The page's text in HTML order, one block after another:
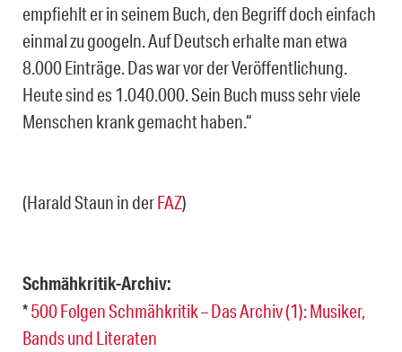
empfiehlt er in seinem Buch, den Begriff doch einfach
einmal zu googeln. Auf Deutsch erhalte man etwa
8.000 Einträge. Das war vor der Veröffentlichung.
Heute sind es 1.040.000. Sein Buch muss sehr viele
Menschen krank gemacht haben.“
(Harald Staun in derFAZ)
Schmähkritik-Archiv:
*500 Folgen Schmähkritik – Das Archiv (1): Musiker,
Bands und Literaten